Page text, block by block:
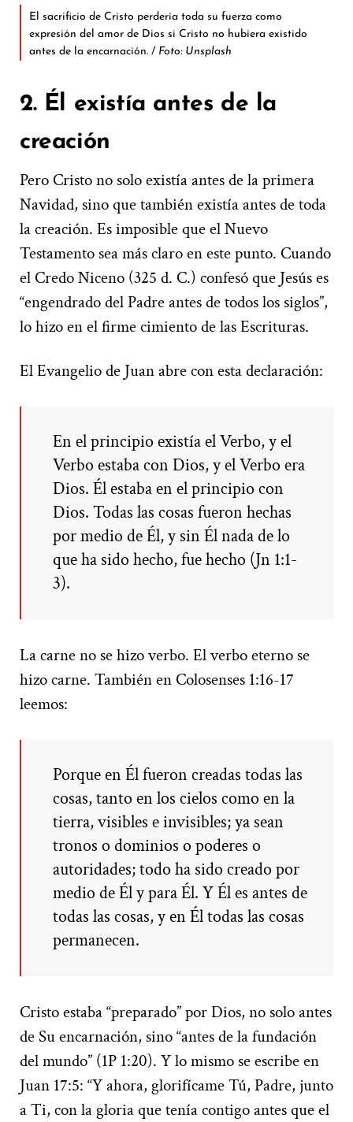
El sacrificio de Cristo perdería toda su fuerza como
expresión del amor de Dios si Cristo no hubiera existido
antes de la encarnación. / Foto: Unsplash
2. Él existía antes de la
creación
Pero Cristo no solo existía antes de la primera
Navidad, sino que también existía antes de toda
la creación. Es imposible que el Nuevo
Testamento sea más claro en este punto. Cuando
el Credo Niceno (325 d. C.) confesó que Jesús es
“engendrado del Padre antes de todos los siglos”,
lo hizo en el firme cimiento de las Escrituras.
El Evangelio de Juan abre con esta declaración:
En el principio existía el Verbo, y el
Verbo estaba con Dios, y el Verbo era
Dios. Él estaba en el principio con
Dios. Todas las cosas fueron hechas
por medio de Él, y sin Él nada de lo
que ha sido hecho, fue hecho (Jn 1:1-
3).
La carne no se hizo verbo. El verbo eterno se
hizo carne. También en Colosenses 1:16-17
leemos:
Porque en Él fueron creadas todas las
cosas, tanto en los cielos como en la
tierra, visibles e invisibles; ya sean
tronos o dominios o poderes o
autoridades; todo ha sido creado por
medio de Él y para Él. Y Él es antes de
todas las cosas, y en Él todas las cosas
permanecen.
Cristo estaba “preparado” por Dios, no solo antes
de Su encarnación, sino “antes de la fundación
del mundo” (1P 1:20). Y lo mismo se escribe en
Juan 17:5: “Y ahora, glorifícame Tú, Padre, junto
a Ti, con la gloria que tenía contigo antes que el